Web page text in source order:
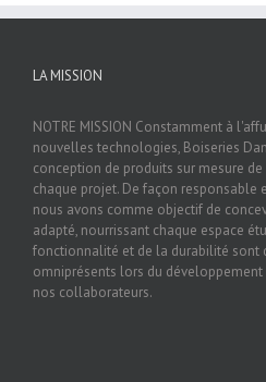
LA MISSION
NOTRE MISSION Constamment à
nouvelles technologies, Boiseries
conception de produits sur mesure
chaque projet. De façon responsable
nous avons comme objectif de
adapté, nourrissant chaque espace
fonctionnalité et de la durabilité sont
omniprésents lors du
nos collaborateurs.